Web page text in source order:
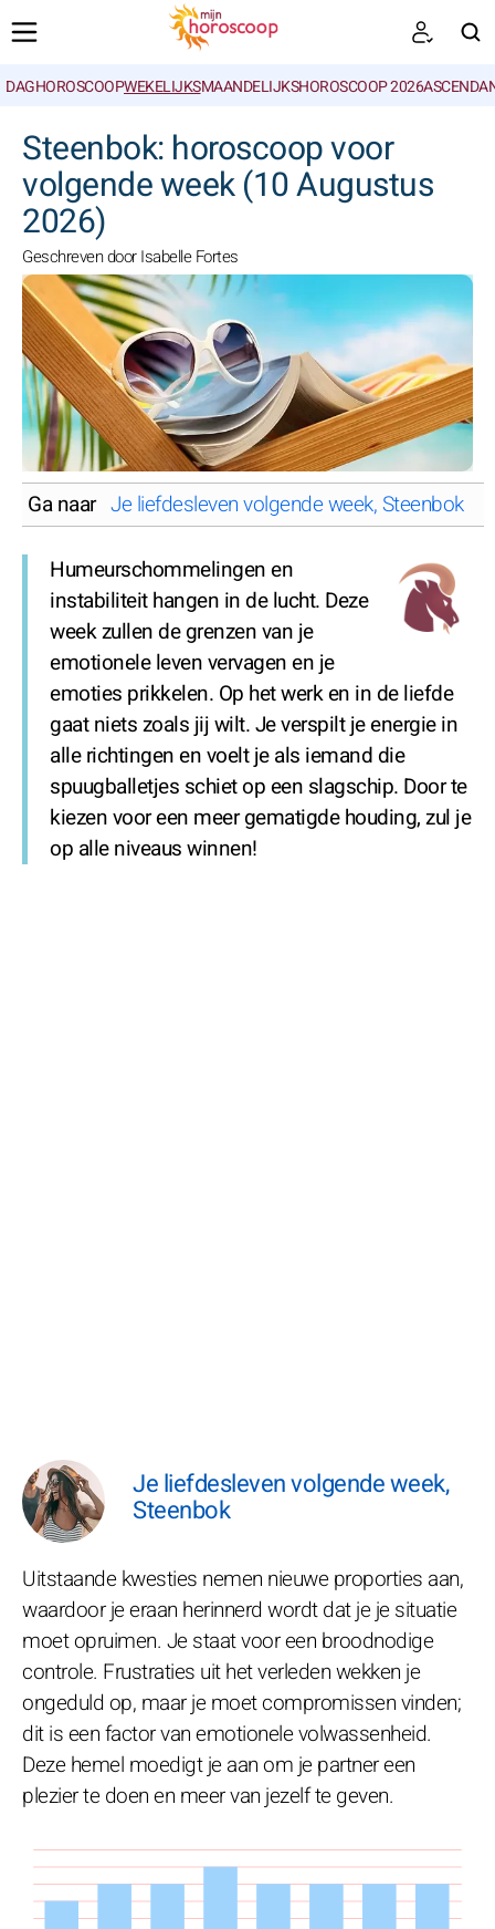
DAGHOROSCOOPWEKELIJKSMAANDELIJKSHOROSCOOP 2026
Steenbok: horoscoop voor
volgende week (10 Augustus
2026)
Geschreven door Isabelle Fortes
Ga naar Je liefdesleven volgende week, Steenbok
Humeurschommelingen en
instabiliteit hangen in de lucht. Deze
week zullen de grenzen van je
emotionele leven vervagen en je
emoties prikkelen. Op het werk en in de liefde
gaat niets zoals jij wilt. Je verspilt je energie in
alle richtingen en voelt je als iemand die
spuugballetjes schiet op een slagschip. Door te
kiezen voor een meer gematigde houding, zul je
op alle niveaus winnen!
Je liefdesleven volgende week,
Steenbok
Uitstaande kwesties nemen nieuwe proporties aan,
waardoor je eraan herinnerd wordt dat je je situatie
moet opruimen. Je staat voor een broodnodige
controle. Frustraties uit het verleden wekken je
ongeduld op, maar je moet compromissen vinden;
dit is een factor van emotionele volwassenheid.
Deze hemel moedigt je aan om je partner een
plezier te doen en meer van jezelf te geven.